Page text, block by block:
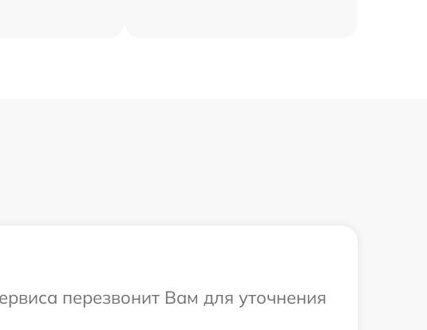
перезвонит Вам для уточнения